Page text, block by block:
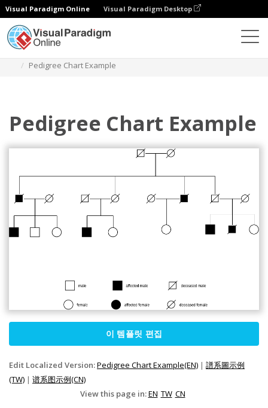
Visual Paradigm Online Visual Paradigm Desktop
Pedigree Chart Example
Pedigree Chart Example
이 템플릿 편집
Edit Localized Version:Pedigree Chart Example(EN) | 譜系圖示例
(TW) | 谱系图示例(CN)
View this page in:EN TW CN